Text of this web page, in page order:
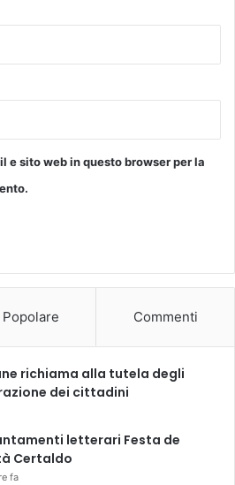
e sito web in questo browser per la
Popolare Commenti
richiama alla tutela degli
dei cittadini
letterari Festa de
Certaldo
fa